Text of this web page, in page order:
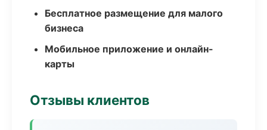
Бесплатное размещение для малого
бизнеса
Мобильное приложение и онлайн-
карты
Отзывы клиентов